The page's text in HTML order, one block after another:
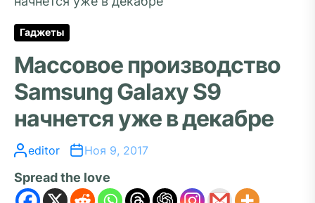
Гаджеты
Массовое производство
Samsung Galaxy S9
начнется уже в декабре
editor Ноя 9, 2017
Spread the love